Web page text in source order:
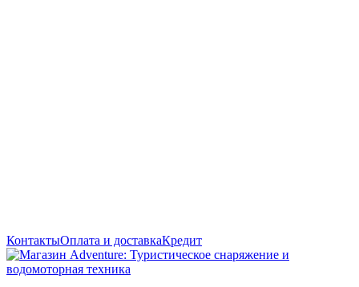
КонтактыОплата и доставкаКредит